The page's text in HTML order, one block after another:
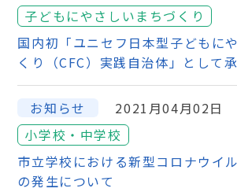
子どもにやさしいまちづくり
国内初「ユニセフ日本型子どもに
くり（CFC）実践自治体」として
お知らせ
2021月04月02日
小学校・中学校
市立学校における新型コロナウイ
の発生について